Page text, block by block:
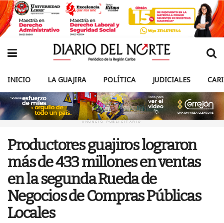
INICIO LA GUAJIRA POLÍTICA JUDICIALES
ANUNCIO PUBLICITARIO
Productores guajiros lograron
más de 433 millones en ventas
en la segunda Rueda de
Negocios de Compras Públicas
Locales